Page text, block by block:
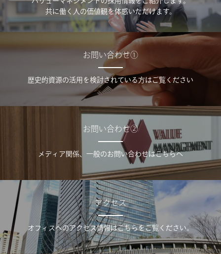
共に働く人の価値観を体感いただけます。
お問い合わせ①
歴史的資源の活用を検討されている方はご覧ください
お問い合わせ②
メディア関係、一般のお問い合わせはこちらへ
アクセス
オフィスへのアクセス情報はこちらをご覧ください。